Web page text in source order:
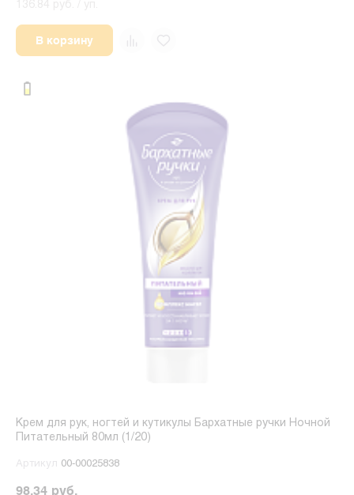
В корзину
Крем для рук, ногтей и кутикулы Бархатные ручки Ночной
Питательный 80мл (1/20)
Артикул 00-00025838
98.34 руб.